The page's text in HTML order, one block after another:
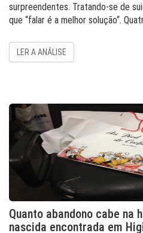
surpreendentes. Tratando-se de
que “falar é a melhor solução“.
LER A ANÁLISE
Quanto abandono cabe na
nascida encontrada em